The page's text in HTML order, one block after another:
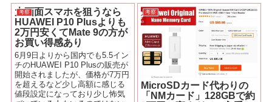
考察
大画面スマホを狙うなら
HUAWEI P10 Plusよりも
2万円安くてMate 9の方が
お買い得感あり
6月9日よりから国内でも5.5イン
チのHUAWEI P10 Plusの販売が
開始されましたが、価格が7万円
を超えるなど少し高額に感じる
値段設定になっており少し怖気
考察
MicroSDカード代わりの
「NMカード」128GBで約